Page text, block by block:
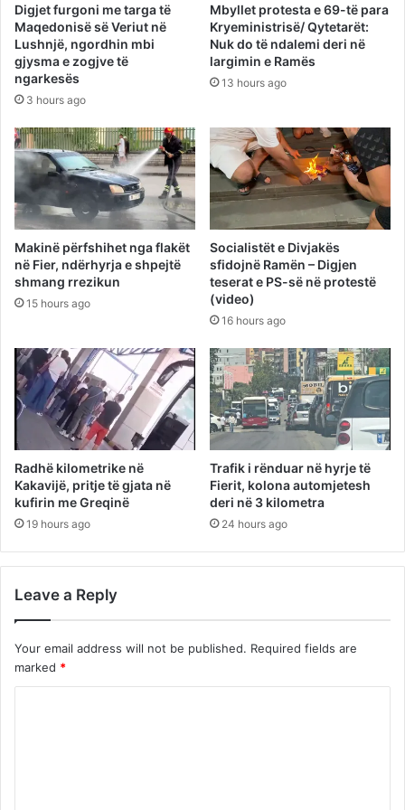
Digjet furgoni me targa të
Maqedonisë së Veriut në
Lushnjë, ngordhin mbi
gjysma e zogjve të
ngarkesës
3 hours ago
Mbyllet protesta e 69-të para
Kryeministrisë/ Qytetarët:
Nuk do të ndalemi deri në
largimin e Ramës
13 hours ago
Makinë përfshihet nga flakët
në Fier, ndërhyrja e shpejtë
shmang rrezikun
15 hours ago
Socialistët e Divjakës
sfidojnë Ramën – Digjen
teserat e PS-së në protestë
(video)
16 hours ago
Radhë kilometrike në
Kakavijë, pritje të gjata në
kufirin me Greqinë
19 hours ago
Trafik i rënduar në hyrje të
Fierit, kolona automjetesh
deri në 3 kilometra
24 hours ago
Leave a Reply
Your email address will not be published. Required fields are
marked *